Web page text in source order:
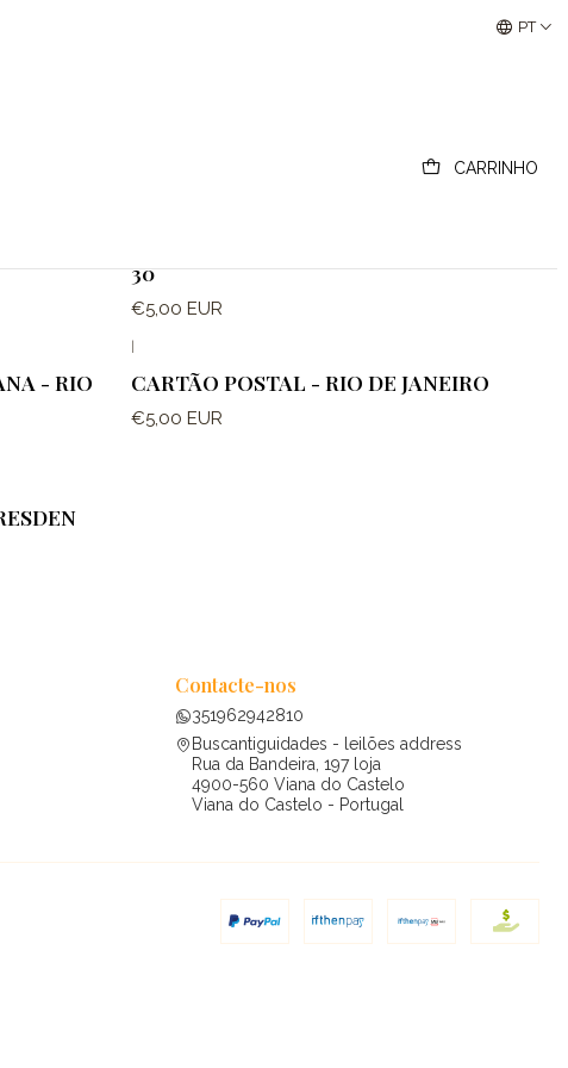
CARRINHO
Buscantiguidades - Leilões Colecionismo e PT
30
€5,00 EUR
- RIO
CARTÃO POSTAL - RIO DE JANEIRO
€5,00 EUR
Contacte-nos
351962942810
Buscantiguidades - leilões address
Rua da Bandeira, 197 loja
4900-560 Viana do Castelo
Viana do Castelo - Portugal